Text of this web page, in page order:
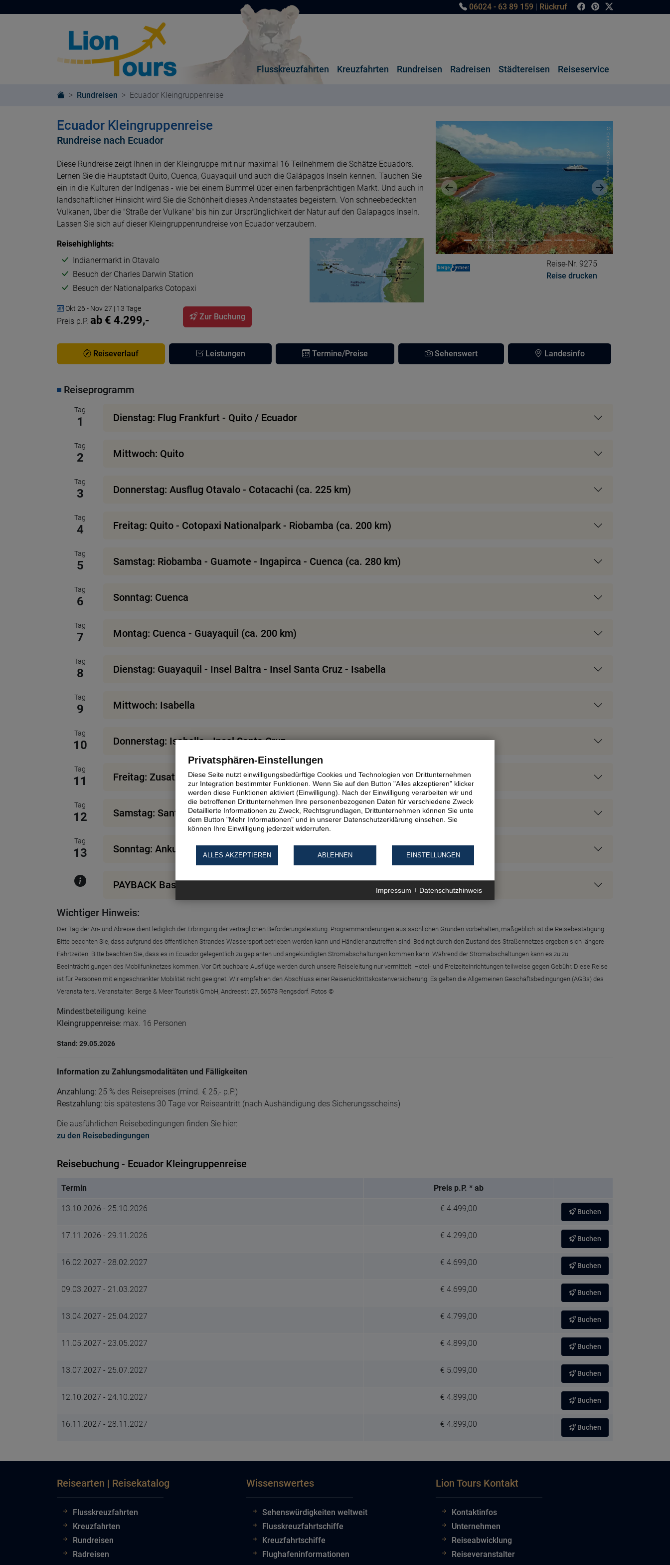
06024 - 63 89 159 | Rückruf
Flusskreuzfahrten Kreuzfahrten Rundreisen Radreisen Städtereisen Reiseservice
Rundreisen Ecuador Kleingruppenreise
Ecuador Kleingruppenreise
Rundreise nach Ecuador © Gonzo1887 pixabay
Vorheriges Bild Nächstes Bild
Reise-Nr. 9275
Reise drucken
Diese Rundreise zeigt Ihnen in der Kleingruppe mit nur maximal 16 Teilnehmern die Schätze Ecuadors.
Lernen Sie die Hauptstadt Quito, Cuenca, Guayaquil und auch die Galápagos Inseln kennen. Tauchen Sie
ein in die Kulturen der Indígenas - wie bei einem Bummel über einen farbenprächtigen Markt. Und auch in
landschaftlicher Hinsicht wird Sie die Schönheit dieses Andenstaates begeistern. Von schneebedeckten
Vulkanen, über die "Straße der Vulkane" bis hin zur Ursprünglichkeit der Natur auf den Galapagos Inseln.
Lassen Sie sich auf dieser Kleingruppenrundreise von Ecuador verzaubern.
Reisehighlights:
Indianermarkt in Otavalo
Besuch der Charles Darwin Station
Besuch der Nationalparks Cotopaxi
Okt 26 - Nov 27 | 13 Tage
Preis p.P. ab € 4.299,- Zur Buchung
Reiseverlauf Leistungen Termine/Preise Sehenswert Landesinfo
Reiseprogramm
Tag
1 Dienstag: Flug Frankfurt - Quito / Ecuador
Tag
2 Mittwoch: Quito
Tag
3 Donnerstag: Ausflug Otavalo - Cotacachi (ca. 225 km)
Tag
4 Freitag: Quito - Cotopaxi Nationalpark - Riobamba (ca. 200 km)
Tag
5 Samstag: Riobamba - Guamote - Ingapirca - Cuenca (ca. 280 km)
Tag
6 Sonntag: Cuenca
Tag
7 Montag: Cuenca - Guayaquil (ca. 200 km)
Tag
8 Dienstag: Guayaquil - Insel Baltra - Insel Santa Cruz - Isabella
Tag
9 Mittwoch: Isabella
Tag
10 Donnerstag: Isabella - Insel Santa Cruz
Tag
11 Freitag: Zusatzausflug unbewohnte Insel
Tag
12 Samstag: Santa Cruz - Baltra - Quito - Rückflug
Tag
13 Sonntag: Ankunft in Frankfurt
PAYBACK Basis°Punkte sammeln!
Wichtiger Hinweis:
Der Tag der An- und Abreise dient lediglich der Erbringung der vertraglichen Beförderungsleistung. Programmänderungen aus sachlichen Gründen vorbehalten, maßgeblich ist die Reisebestätigung.
Bitte beachten Sie, dass aufgrund des öffentlichen Strandes Wassersport betrieben werden kann und Händler anzutreffen sind. Bedingt durch den Zustand des Straßennetzes ergeben sich längere
Fahrtzeiten. Bitte beachten Sie, dass es in Ecuador gelegentlich zu geplanten und angekündigten Stromabschaltungen kommen kann. Während der Stromabschaltungen kann es zu zu
Beeinträchtigungen des Mobilfunknetzes kommen. Vor Ort buchbare Ausflüge werden durch unsere Reiseleitung nur vermittelt. Hotel- und Freizeiteinrichtungen teilweise gegen Gebühr. Diese Reise
ist für Personen mit eingeschränkter Mobilität nicht geeignet. Wir empfehlen den Abschluss einer Reiserücktrittskostenversicherung. Es gelten die Allgemeinen Geschäftsbedingungen (AGBs) des
Veranstalters. Veranstalter: Berge & Meer Touristik GmbH, Andreestr. 27, 56578 Rengsdorf. Fotos ©
Mindestbeteiligung: keine
Kleingruppenreise: max. 16 Personen
Stand: 29.05.2026
Information zu Zahlungsmodalitäten und Fälligkeiten
Anzahlung: 25 % des Reisepreises (mind. € 25,- p.P.)
Restzahlung: bis spätestens 30 Tage vor Reiseantritt (nach Aushändigung des Sicherungsscheins)
Die ausführlichen Reisebedingungen finden Sie hier:
zu den Reisebedingungen
Reisebuchung - Ecuador Kleingruppenreise
Termin Preis p.P. * ab
13.10.2026 - 25.10.2026 € 4.499,00 Buchen
17.11.2026 - 29.11.2026 € 4.299,00 Buchen
16.02.2027 - 28.02.2027 € 4.699,00 Buchen
09.03.2027 - 21.03.2027 € 4.699,00 Buchen
13.04.2027 - 25.04.2027 € 4.799,00 Buchen
11.05.2027 - 23.05.2027 € 4.899,00 Buchen
13.07.2027 - 25.07.2027 € 5.099,00 Buchen
12.10.2027 - 24.10.2027 € 4.899,00 Buchen
16.11.2027 - 28.11.2027 € 4.899,00 Buchen
Reisearten | Reisekatalog
Flusskreuzfahrten
Kreuzfahrten
Rundreisen
Radreisen
Wissenswertes
Sehenswürdigkeiten weltweit
Flusskreuzfahrtschiffe
Kreuzfahrtschiffe
Flughafeninformationen
Lion Tours Kontakt
Kontaktinfos
Unternehmen
Reiseabwicklung
Reiseveranstalter
Privatsphären-Einstellungen
Diese Seite nutzt einwilligungsbedürftige Cookies und Technologien von Drittunternehmen
zur Integration bestimmter Funktionen. Wenn Sie auf den Button "Alles akzeptieren" klicken,
werden diese Funktionen aktiviert (Einwilligung). Nach der Einwilligung verarbeiten wir und
die betroffenen Drittunternehmen Ihre personenbezogenen Daten für verschiedene Zwecke.
Detaillierte Informationen zu Zweck, Rechtsgrundlagen, Drittunternehmen können Sie unter
dem Button "Mehr Informationen" und in unserer Datenschutzerklärung einsehen. Sie
können Ihre Einwilligung jederzeit widerrufen.
ALLES AKZEPTIEREN ABLEHNEN EINSTELLUNGEN
Impressum Datenschutzhinweis